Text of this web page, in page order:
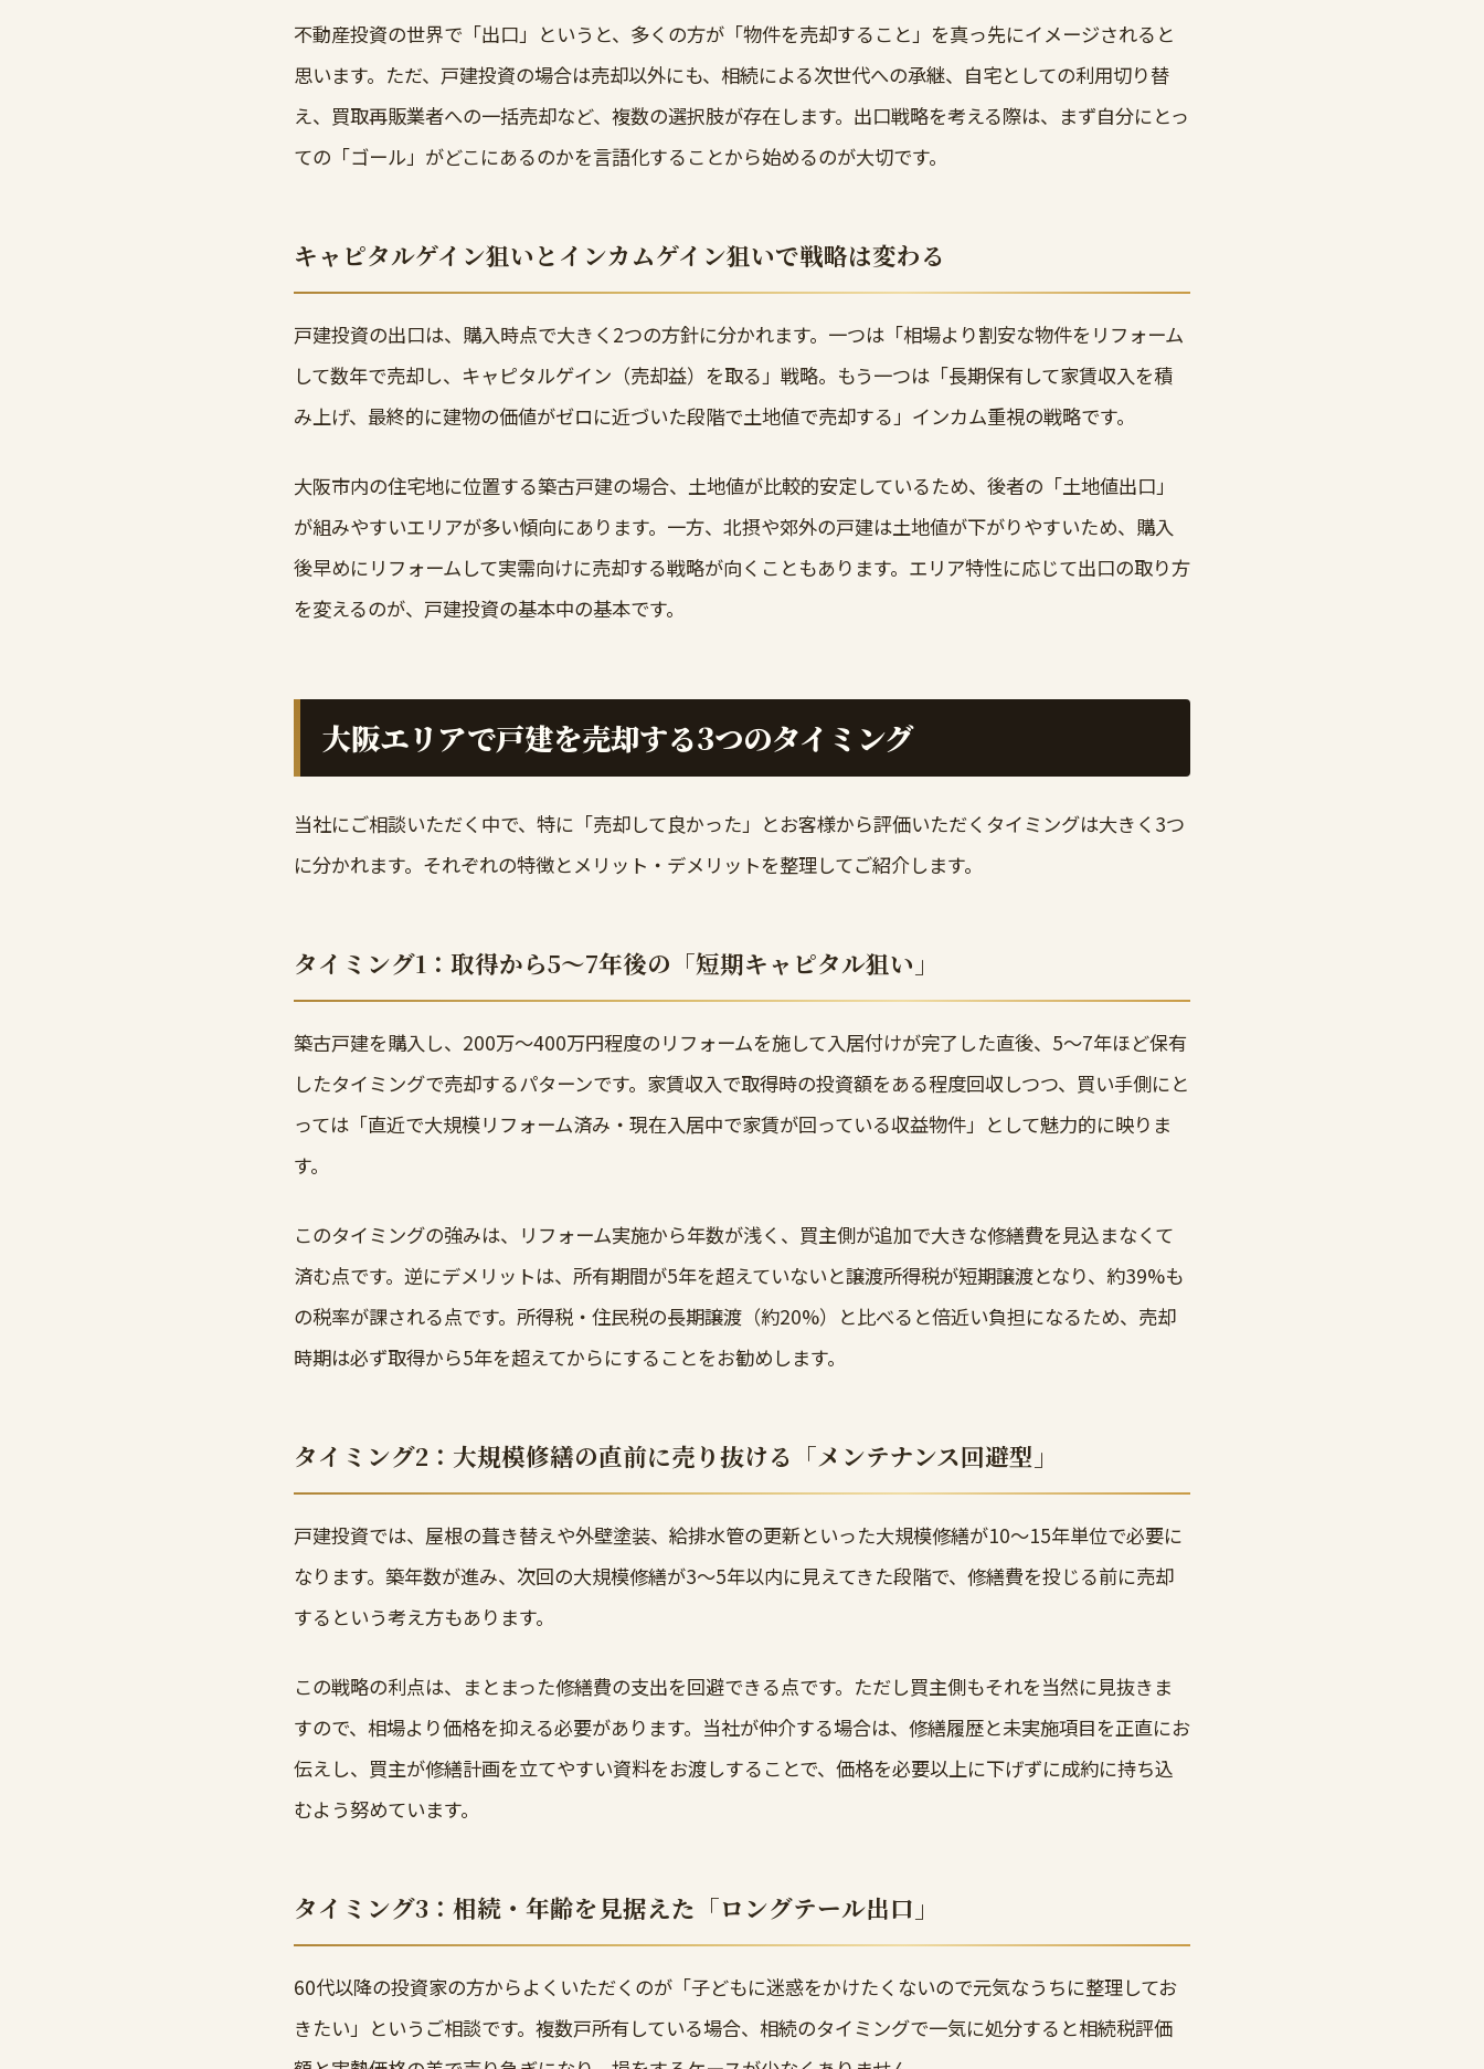
不動産投資の世界で「出口」というと、多くの方が「物件を売却すること」を真っ先にイメージされると
思います。ただ、戸建投資の場合は売却以外にも、相続による次世代への承継、自宅としての利用切り替
え、買取再販業者への一括売却など、複数の選択肢が存在します。出口戦略を考える際は、まず自分にとっ
ての「ゴール」がどこにあるのかを言語化することから始めるのが大切です。
キャピタルゲイン狙いとインカムゲイン狙いで戦略は変わる
戸建投資の出口は、購入時点で大きく2つの方針に分かれます。一つは「相場より割安な物件をリフォーム
して数年で売却し、キャピタルゲイン（売却益）を取る」戦略。もう一つは「長期保有して家賃収入を積
み上げ、最終的に建物の価値がゼロに近づいた段階で土地値で売却する」インカム重視の戦略です。
大阪市内の住宅地に位置する築古戸建の場合、土地値が比較的安定しているため、後者の「土地値出口」
が組みやすいエリアが多い傾向にあります。一方、北摂や郊外の戸建は土地値が下がりやすいため、購入
後早めにリフォームして実需向けに売却する戦略が向くこともあります。エリア特性に応じて出口の取り方
を変えるのが、戸建投資の基本中の基本です。
大阪エリアで戸建を売却する3つのタイミング
当社にご相談いただく中で、特に「売却して良かった」とお客様から評価いただくタイミングは大きく3つ
に分かれます。それぞれの特徴とメリット・デメリットを整理してご紹介します。
タイミング1：取得から5〜7年後の「短期キャピタル狙い」
築古戸建を購入し、200万〜400万円程度のリフォームを施して入居付けが完了した直後、5〜7年ほど保有
したタイミングで売却するパターンです。家賃収入で取得時の投資額をある程度回収しつつ、買い手側にと
っては「直近で大規模リフォーム済み・現在入居中で家賃が回っている収益物件」として魅力的に映りま
す。
このタイミングの強みは、リフォーム実施から年数が浅く、買主側が追加で大きな修繕費を見込まなくて
済む点です。逆にデメリットは、所有期間が5年を超えていないと譲渡所得税が短期譲渡となり、約39%も
の税率が課される点です。所得税・住民税の長期譲渡（約20%）と比べると倍近い負担になるため、売却
時期は必ず取得から5年を超えてからにすることをお勧めします。
タイミング2：大規模修繕の直前に売り抜ける「メンテナンス回避型」
戸建投資では、屋根の葺き替えや外壁塗装、給排水管の更新といった大規模修繕が10〜15年単位で必要に
なります。築年数が進み、次回の大規模修繕が3〜5年以内に見えてきた段階で、修繕費を投じる前に売却
するという考え方もあります。
この戦略の利点は、まとまった修繕費の支出を回避できる点です。ただし買主側もそれを当然に見抜きま
すので、相場より価格を抑える必要があります。当社が仲介する場合は、修繕履歴と未実施項目を正直にお
伝えし、買主が修繕計画を立てやすい資料をお渡しすることで、価格を必要以上に下げずに成約に持ち込
むよう努めています。
タイミング3：相続・年齢を見据えた「ロングテール出口」
60代以降の投資家の方からよくいただくのが「子どもに迷惑をかけたくないので元気なうちに整理してお
きたい」というご相談です。複数戸所有している場合、相続のタイミングで一気に処分すると相続税評価